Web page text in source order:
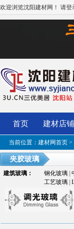
欢迎浏览沈阳建材网！ 请登
首页 建材店铺
当前位置： 建材网首页 >
夹胶玻璃
建筑玻璃 ： 钢化玻璃
工艺玻璃